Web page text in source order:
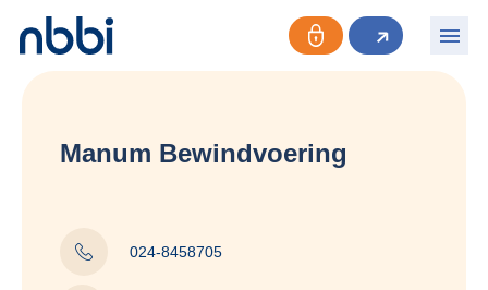
Manum Bewindvoering
024-8458705